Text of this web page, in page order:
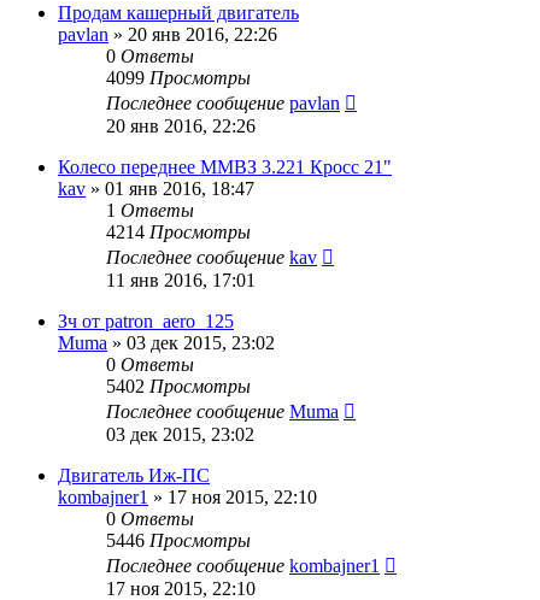
Продам кашерный двигатель
pavlan » 20 янв 2016, 22:26
0 Ответы
4099 Просмотры
Последнее сообщение pavlan
20 янв 2016, 22:26
Колесо переднее ММВЗ 3.221 Кросс 21"
kav » 01 янв 2016, 18:47
1 Ответы
4214 Просмотры
Последнее сообщение kav
11 янв 2016, 17:01
Зч от patron_aero_125
Muma » 03 дек 2015, 23:02
0 Ответы
5402 Просмотры
Последнее сообщение Muma
03 дек 2015, 23:02
Двигатель Иж-ПС
kombajner1 » 17 ноя 2015, 22:10
0 Ответы
5446 Просмотры
Последнее сообщение kombajner1
17 ноя 2015, 22:10